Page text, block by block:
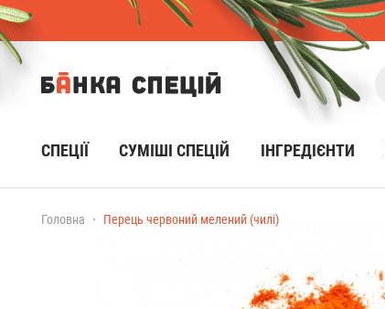
СПЕЦІЇ CУМІШІ СПЕЦІЙ ІНГРЕДІЄНТИ
Головна Перець червоний мелений (чилі)